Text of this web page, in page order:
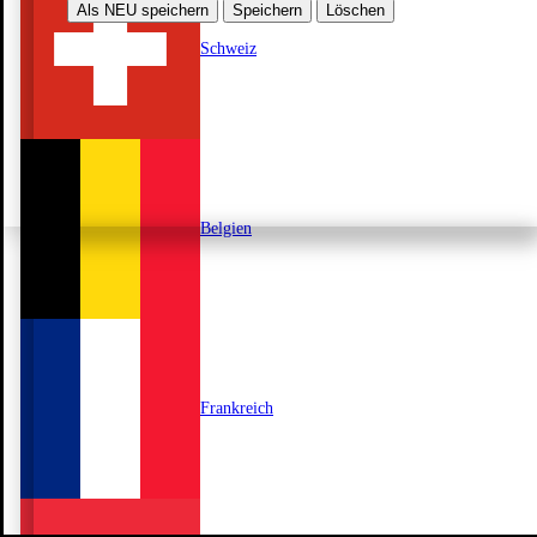
Als NEU speichern Speichern Löschen
Schweiz
Belgien
Frankreich